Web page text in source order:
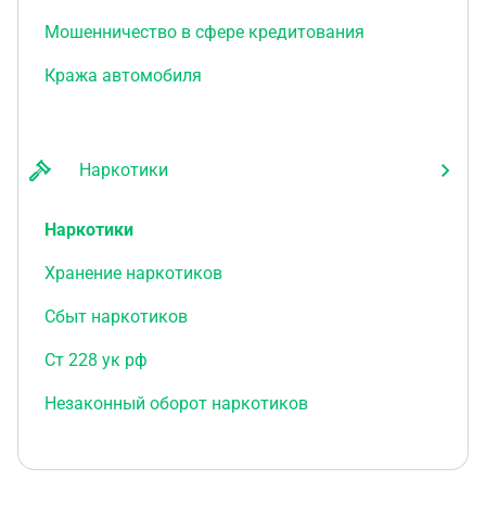
Мошенничество в сфере кредитования
Кража автомобиля
Наркотики
Наркотики
Хранение наркотиков
Сбыт наркотиков
Ст 228 ук рф
Незаконный оборот наркотиков